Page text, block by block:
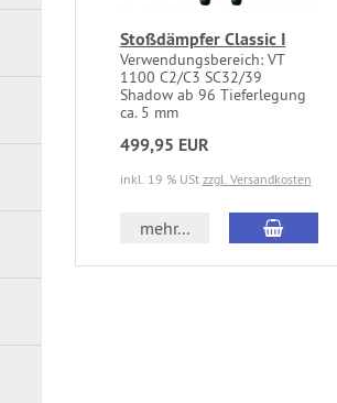
Stoßdämpfer Classic I
Verwendungsbereich: VT
1100 C2/C3 SC32/39
Shadow ab 96 Tieferlegung
ca. 5 mm
499,95 EUR
inkl. 19 % USt zzgl. Versandkosten
mehr...